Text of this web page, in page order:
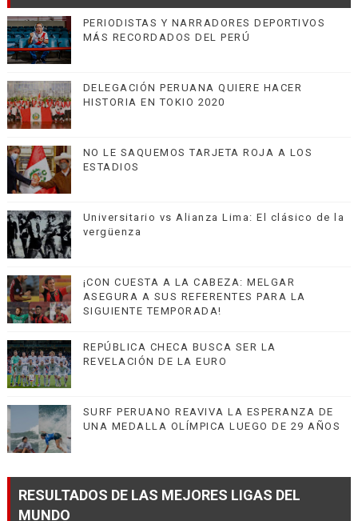
PERIODISTAS Y NARRADORES DEPORTIVOS
MÁS RECORDADOS DEL PERÚ
DELEGACIÓN PERUANA QUIERE HACER
HISTORIA EN TOKIO 2020
NO LE SAQUEMOS TARJETA ROJA A LOS
ESTADIOS
Universitario vs Alianza Lima: El clásico de la
vergüenza
¡CON CUESTA A LA CABEZA: MELGAR
ASEGURA A SUS REFERENTES PARA LA
SIGUIENTE TEMPORADA!
REPÚBLICA CHECA BUSCA SER LA
REVELACIÓN DE LA EURO
SURF PERUANO REAVIVA LA ESPERANZA DE
UNA MEDALLA OLÍMPICA LUEGO DE 29 AÑOS
RESULTADOS DE LAS MEJORES LIGAS DEL
MUNDO